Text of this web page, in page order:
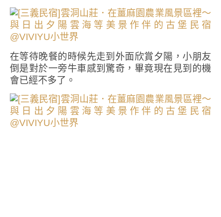
在等待晚餐的時候先走到外面欣賞夕陽，小朋友
倒是對於一旁牛車感到驚奇，畢竟現在見到的機
會已經不多了。